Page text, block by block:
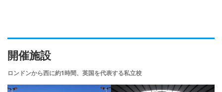
開催施設
ロンドンから西に約1時間、英国を代表する私立校